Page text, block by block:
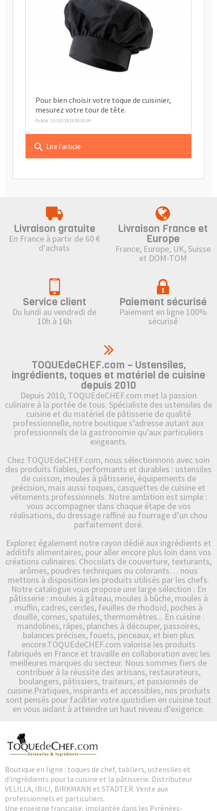
Pour bien choisir votre toque de cuisinier,
mesurez votre tour de tête.
Publié : 13/03/2018 00:00:00
search Lire l'article
Livraison gratuite
En France à partir de 60 €
d'achats
Livraison France et
Europe
France, Europe, UK, Suisse
et DOM-TOM
Service client
Du lundi au vendredi de
10h à 16h
Paiement sécurisé
Paiement en ligne 100%
sécurisé
TOQUEdeCHEF.com – Ustensiles,
ingrédients, toques et matériel de cuisine
depuis 2010
Depuis 2010, TOQUEdeCHEF.com met la passion
culinaire à la portée de tous. Spécialiste des ustensiles de
cuisine et du matériel de pâtisserie de qualité
professionnelle, notre boutique s’adresse autant aux
professionnels de la gastronomie qu’aux particuliers
exigeants.
Chez TOQUEdeCHEF.com, nous sélectionnons avec soin
des produits fiables, performants et durables : ustensiles
de cuisson, moules à pâtisserie, équipements de
précision, mais aussi toques, casquettes de cuisine et
vêtements professionnels. Notre ambition est simple :
vous accompagner dans chaque étape de vos
réalisations, du dressage raffiné au fourrage d’un chou
parfaitement doré.
Explorez également notre rayon dédié aux ingrédients et
additifs alimentaires, pour aller encore plus loin dans vos
créations culinaires. Chocolats de couverture, texturants,
arômes, poudres techniques ou colorants… nous
mettons à disposition les produits utilisés par les chefs.
Notre catalogue vous propose une large sélection : En
pâtisserie : moules à gâteau, moules à bûche, moules à
muffin, cadres, cercles, feuilles de rhodoïd, poches à
douille, cornes, spatules, thermomètres... En cuisine :
mandolines, râpes, planches à découper, passoires,
balances précises, fouets, pinceaux, et bien plus
encore.TOQUEdeCHEF.com valorise les produits
fabriqués en France et travaille en collaboration avec les
meilleures marques du secteur. Nous sommes fiers de
contribuer à la réussite des artisans, restaurateurs,
boulangers, pâtissiers, traiteurs, et passionnés de
cuisine.Pratiques, inspirants et accessibles, nos produits
sont pensés pour faciliter votre quotidien en cuisine tout
en vous aidant à atteindre un haut niveau d’exigence.
Boutique en ligne : toques de chef, tabliers, ustensiles et
d'ingrédients pour la cuisine et la pâtisserie. Distributeur
VELILLA, IBILI, BIRKMANN et STADTER. Vente aux
professionnels et particuliers.
Une enseigne française, implantée dans les Pyrénées-